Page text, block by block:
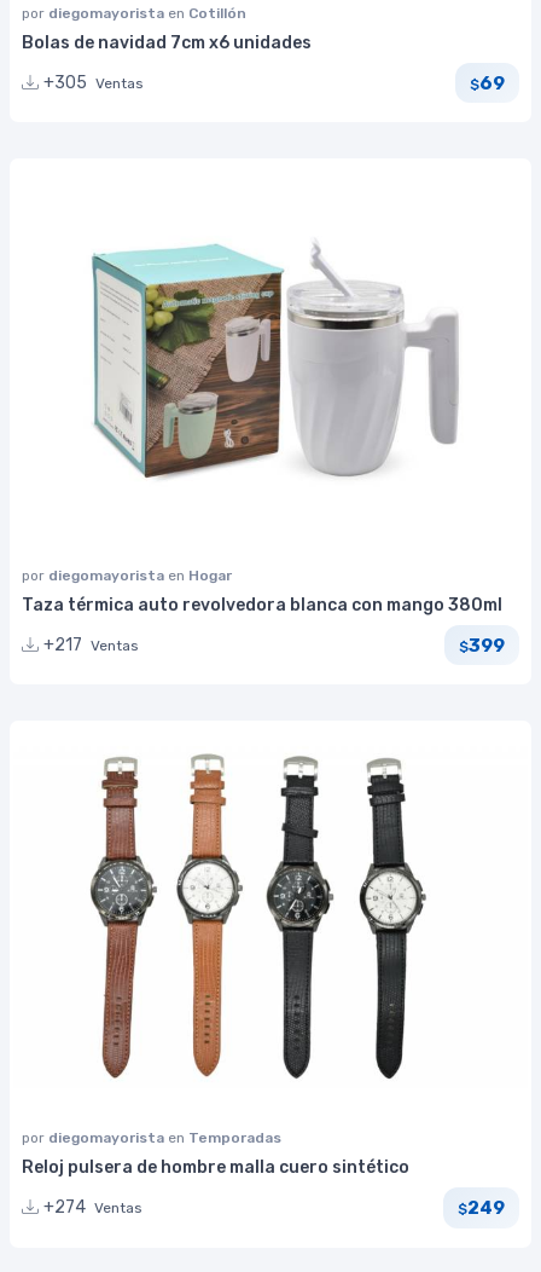
por diegomayorista en Cotillón
Bolas de navidad 7cm x6 unidades
+305 Ventas $69
por diegomayorista en Hogar
Taza térmica auto revolvedora blanca con mango 380ml
+217 Ventas $399
por diegomayorista en Temporadas
Reloj pulsera de hombre malla cuero sintético
+274 Ventas $249